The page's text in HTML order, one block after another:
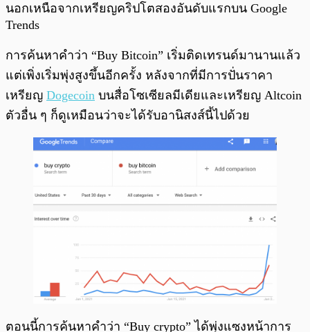
นอกเหนือจากเหรียญคริปโตสองอันดับแรกบน Google
Trends
การค้นหาคำว่า “Buy Bitcoin” เริ่มติดเทรนด์มานานแล้ว
แต่เพิ่งเริ่มพุ่งสูงขึ้นอีกครั้ง หลังจากที่มีการปั่นราคา
เหรียญ Dogecoin บนสื่อโซเซียลมีเดียและเหรียญ Altcoin
ตัวอื่น ๆ ก็ดูเหมือนว่าจะได้รับอานิสงส์นี้ไปด้วย
ตอนนี้การค้นหาคำว่า “Buy crypto” ได้พุ่งแซงหน้าการ